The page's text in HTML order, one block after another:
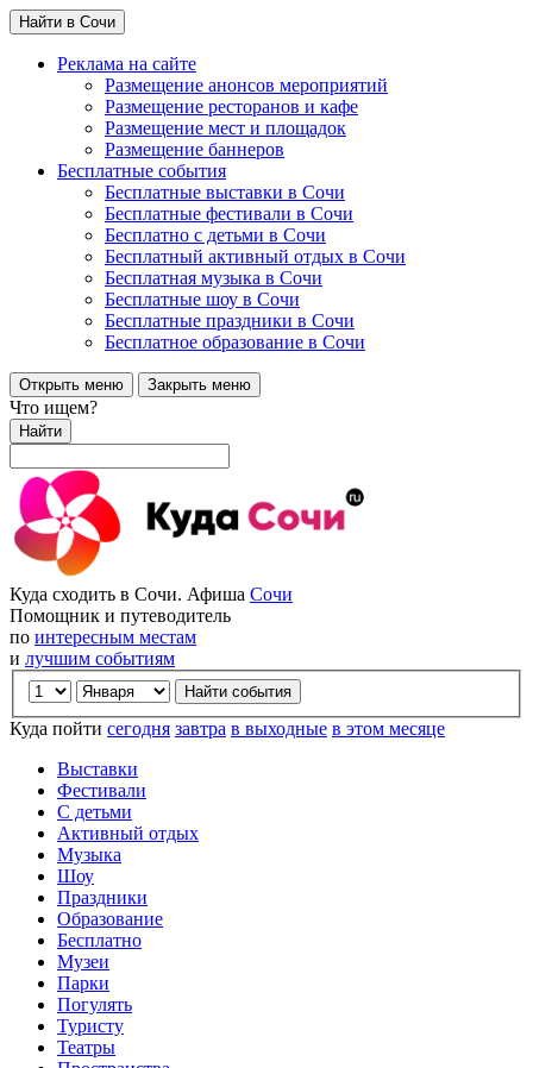
Найти в Сочи
Реклама на сайте
Размещение анонсов мероприятий
Размещение ресторанов и кафе
Размещение мест и площадок
Размещение баннеров
Бесплатные события
Бесплатные выставки в Сочи
Бесплатные фестивали в Сочи
Бесплатно с детьми в Сочи
Бесплатный активный отдых в Сочи
Бесплатная музыка в Сочи
Бесплатные шоу в Сочи
Бесплатные праздники в Сочи
Бесплатное образование в Сочи
Открыть меню Закрыть меню
Что ищем?
Найти
Куда сходить в Сочи. Афиша Сочи
Помощник и путеводитель
по интересным местам
и лучшим событиям
Куда пойти сегодня завтра в выходные в этом месяце
Выставки
Фестивали
С детьми
Активный отдых
Музыка
Шоу
Праздники
Образование
Бесплатно
Музеи
Парки
Погулять
Туристу
Театры